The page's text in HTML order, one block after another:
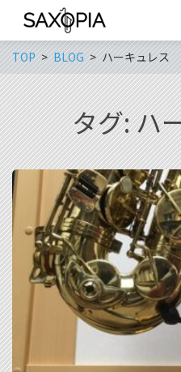
TOP BLOG ハーキュレス
タグ:ハ